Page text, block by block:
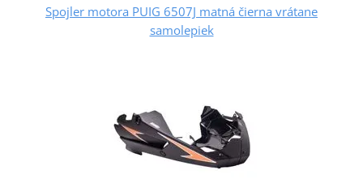
Spojler motora PUIG 6507J matná čierna vrátane
samolepiek